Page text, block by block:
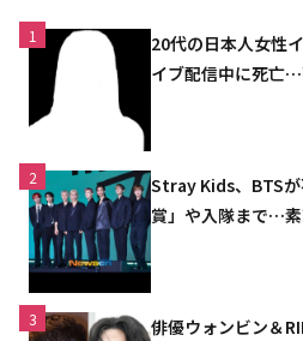
1
20代の日本人女性
イブ配信中に死亡
2
Stray Kids、BTS
賞」や入隊まで…
3
俳優ウォンビン＆